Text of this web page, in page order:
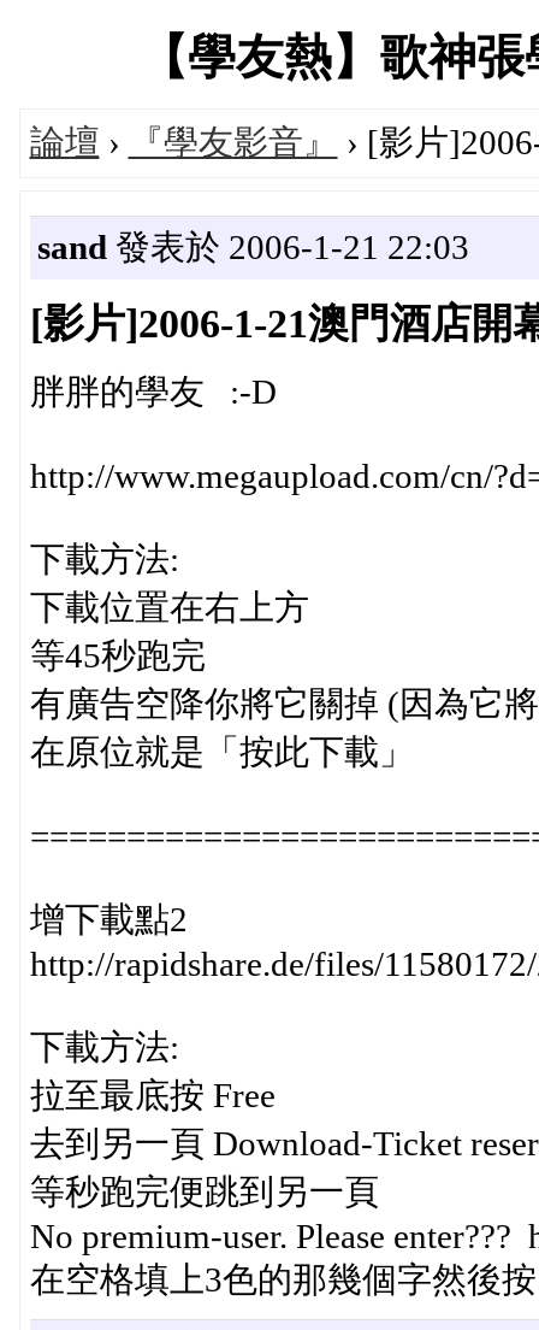
【學友熱】歌神
論壇 › 『學友影音』 › [影片
sand 發表於 2006-1-21 22:03
[影片]2006-1-21澳門酒店開
胖胖的學友 :-D
http://www.megaupload.com/cn/
下載方法:
下載位置在右上方
等45秒跑完
有廣告空降你將它關掉 (因為它
在原位就是「按此下載」
增下載點2
http://rapidshare.de/files/
下載方法:
拉至最底按 Free
去到另一頁 Download-Ticket
等秒跑完便跳到另一頁
No premium-user. Please
在空格填上3色的那幾個字然後按